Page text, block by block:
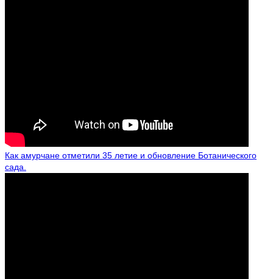
Как амурчане отметили 35 летие и обновление Ботанического
сада.